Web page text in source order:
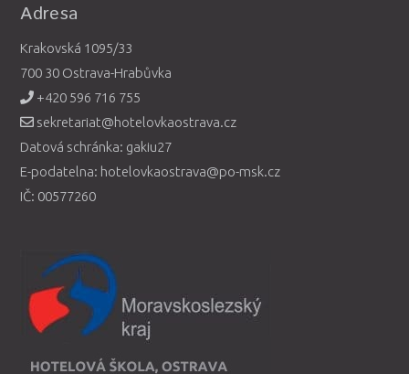
Adresa
Krakovská 1095/33
700 30 Ostrava-Hrabůvka
+420 596 716 755
sekretariat@hotelovkaostrava.cz
Datová schránka: gakiu27
E-podatelna: hotelovkaostrava@po-msk.cz
IČ: 00577260